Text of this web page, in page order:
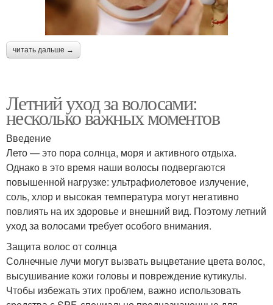
читать дальше →
Летний уход за волосами:
несколько важных моментов
Введение
Лето — это пора солнца, моря и активного отдыха.
Однако в это время наши волосы подвергаются
повышенной нагрузке: ультрафиолетовое излучение,
соль, хлор и высокая температура могут негативно
повлиять на их здоровье и внешний вид. Поэтому летний
уход за волосами требует особого внимания.
Защита волос от солнца
Солнечные лучи могут вызвать выцветание цвета волос,
высушивание кожи головы и повреждение кутикулы.
Чтобы избежать этих проблем, важно использовать